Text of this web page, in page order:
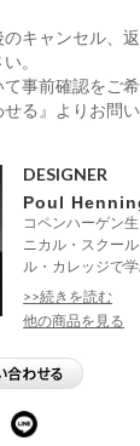
キャンセル、
。
事前確認をご
る』よりお問い
DESIGNER
Poul
コペンハーゲン
ニカル・スクー
ル・カレッジで学
>>続きを読む
他の商品を見る